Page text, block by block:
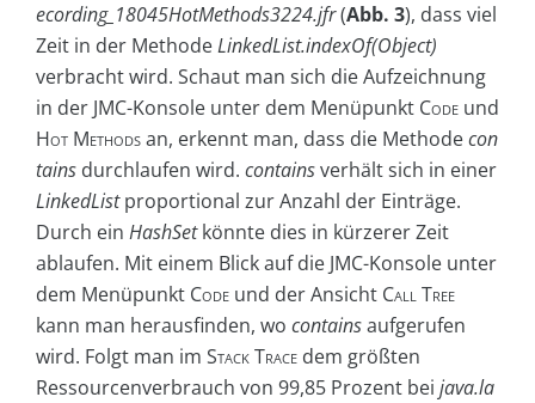
ecording_18045HotMethods3224.jfr(Abb. 3), dass viel
Zeit in der MethodeLinkedList.indexOf(Object)
verbracht wird. Schaut man sich die Aufzeichnung
in der JMC-Konsole unter dem Menüpunkt Code und
Hot Methodsan, erkennt man, dass die Methodecon
tains durchlaufen wird. containsverhält sich in einer
LinkedListproportional zur Anzahl der Einträge.
Durch ein HashSetkönnte dies in kürzerer Zeit
ablaufen. Mit einem Blick auf die JMC-Konsole unter
dem Menüpunkt Code und der Ansicht Call Tree
kann man herausfinden, wo containsaufgerufen
wird. Folgt man im Stack Trace dem größten
Ressourcenverbrauch von 99,85 Prozent bei java.la